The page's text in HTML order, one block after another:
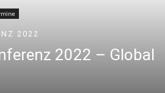
2022
2022 – Global